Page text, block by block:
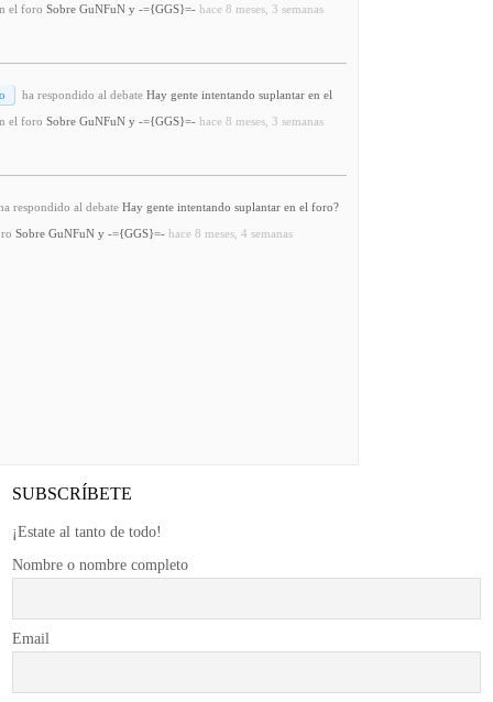
el foro Sobre GuNFuN y -={GGS}=- hace 8 meses, 3 semanas
ha respondido al debate Hay gente intentando suplantar en el
el foro Sobre GuNFuN y -={GGS}=- hace 8 meses, 3 semanas
respondido al debate Hay gente intentando suplantar en el foro?
Sobre GuNFuN y -={GGS}=- hace 8 meses, 4 semanas
SUBSCRÍBETE
¡Estate al tanto de todo!
Nombre o nombre completo
Email